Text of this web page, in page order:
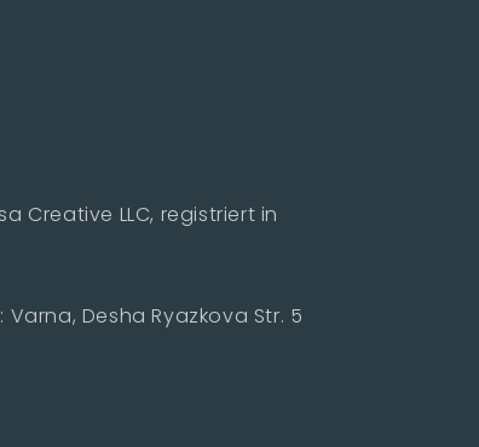
Creative LLC, registriert in
Varna, Desha Ryazkova Str. 5